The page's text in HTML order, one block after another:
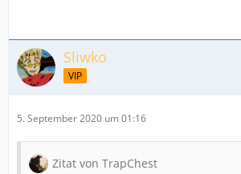
Sliwko
VIP
5. September 2020 um 01:16
Zitat von TrapChest